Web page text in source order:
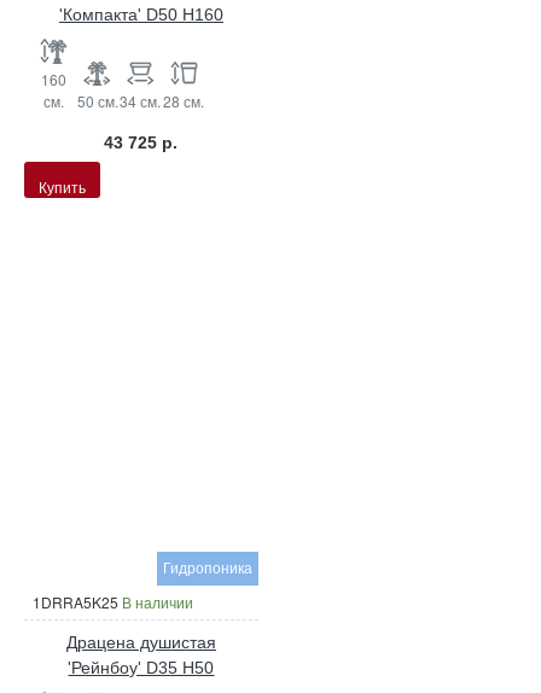
'Компакта' D50 H160
160
см.
50 см.34 см.28 см.
43 725 р.
Купить
Гидропоника
1DRRA5K25 В наличии
Драцена душистая
'Рейнбоу' D35 H50